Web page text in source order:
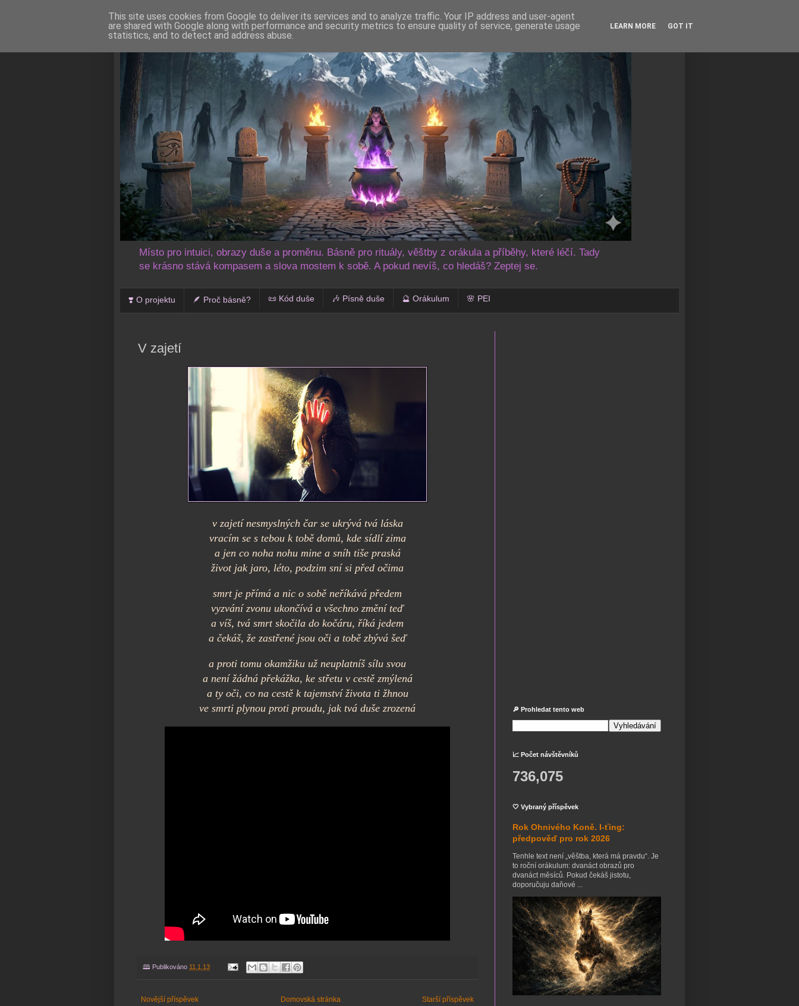
Místo pro intuici, obrazy duše a proměnu. Básně pro rituály, věštby z orákula a příběhy, které léčí. Tady
se krásno stává kompasem a slova mostem k sobě. A pokud nevíš, co hledáš? Zeptej se.
❣️ O projektu 🪶 Proč básně? 📜 Kód duše 🎶 Písně duše 🔮 Orákulum 🌸 PEI
V zajetí
v zajetí nesmyslných čar se ukrývá tvá láska
vracím se s tebou k tobě domů, kde sídlí zima
a jen co noha nohu mine a sníh tiše praská
život jak jaro, léto, podzim sní si před očima
smrt je přímá a nic o sobě neříkává předem
vyzvání zvonu ukončívá a všechno změní teď
a víš, tvá smrt skočila do kočáru, říká jedem
a čekáš, že zastřené jsou oči a tobě zbývá šeď
a proti tomu okamžiku už neuplatníš sílu svou
a není žádná překážka, ke střetu v cestě zmýlená
a ty oči, co na cestě k tajemství života ti žhnou
ve smrti plynou proti proudu, jak tvá duše zrozená
🕮 Publikováno 11.1.13
Novější příspěvek Starší příspěvek
Domovská stránka
🔎 Prohledat tento web
📈 Počet návštěvníků
736,075
🤍 Vybraný příspěvek
Rok Ohnivého Koně. I-ťing:
předpověď pro rok 2026
Tenhle text není „věštba, která má pravdu“. Je
to roční orákulum: dvanáct obrazů pro
dvanáct měsíců. Pokud čekáš jistotu,
doporučuju daňové ...
This site uses cookies from Google to deliver its services and to analyze traffic. Your IP address and user-agent
are shared with Google along with performance and security metrics to ensure quality of service, generate usage
statistics, and to detect and address abuse.
LEARN MORE GOT IT